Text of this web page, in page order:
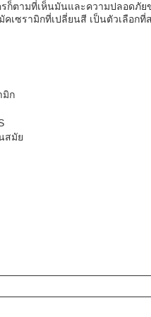
ก็ตามที่เห็นมันและความปลอดภั
คเซรามิกที่เปลี่ยนสี เป็นตัวเลือ
มิก
สมัย